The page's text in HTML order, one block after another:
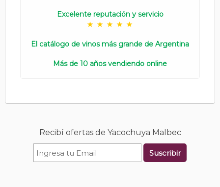
Excelente reputación y servicio
El catálogo de vinos más grande de Argentina
Más de 10 años vendiendo online
Recibí ofertas de Yacochuya Malbec
Suscribir